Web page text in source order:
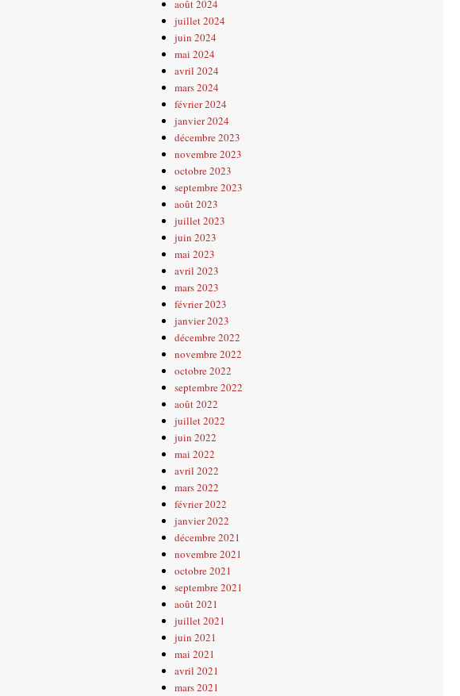
août 2024
juillet 2024
juin 2024
mai 2024
avril 2024
mars 2024
février 2024
janvier 2024
décembre 2023
novembre 2023
octobre 2023
septembre 2023
août 2023
juillet 2023
juin 2023
mai 2023
avril 2023
mars 2023
février 2023
janvier 2023
décembre 2022
novembre 2022
octobre 2022
septembre 2022
août 2022
juillet 2022
juin 2022
mai 2022
avril 2022
mars 2022
février 2022
janvier 2022
décembre 2021
novembre 2021
octobre 2021
septembre 2021
août 2021
juillet 2021
juin 2021
mai 2021
avril 2021
mars 2021